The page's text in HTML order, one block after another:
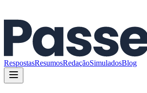
RespostasResumosRedaçãoSimuladosBlog